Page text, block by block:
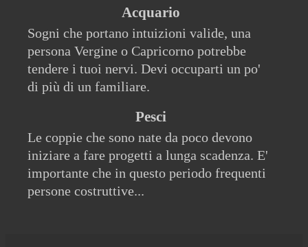
Acquario
Sogni che portano intuizioni valide, una
persona Vergine o Capricorno potrebbe
tendere i tuoi nervi. Devi occuparti un po'
di più di un familiare.
Pesci
Le coppie che sono nate da poco devono
iniziare a fare progetti a lunga scadenza. E'
importante che in questo periodo frequenti
persone costruttive...